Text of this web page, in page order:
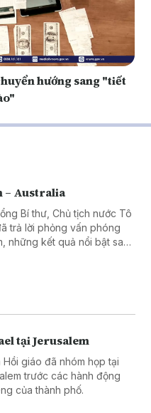
hướng sang "tiết
– Australia
Bí thư, Chủ tịch nước Tô
trả lời phỏng vấn phóng
những kết quả nổi bật sau
tại Jerusalem
giáo đã nhóm họp tại
trước các hành động
của thành phố.